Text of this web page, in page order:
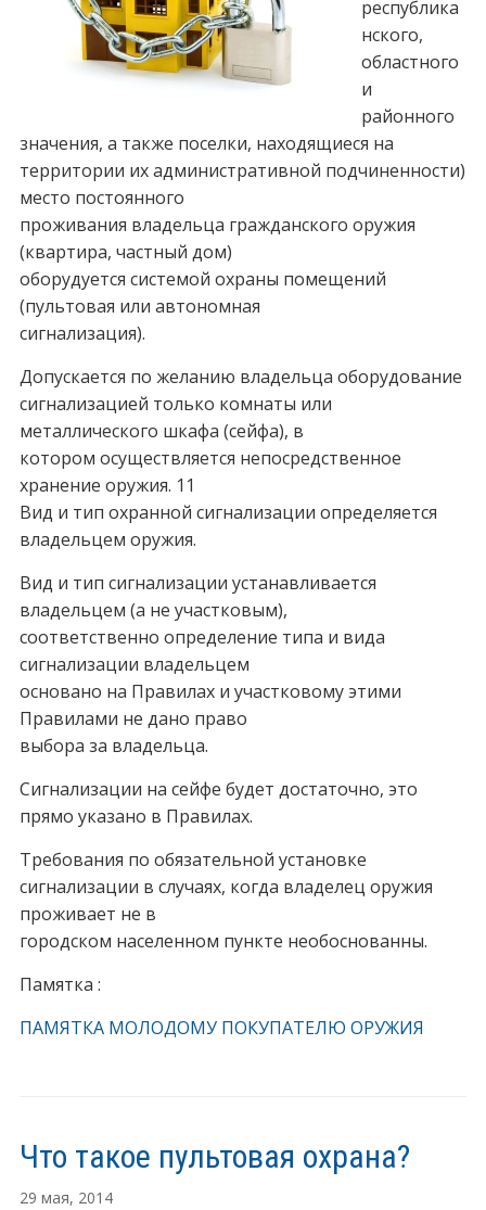
республика
нского,
областного
и
районного
значения, а также поселки, находящиеся на
территории их административной подчиненности)
место постоянного
проживания владельца гражданского оружия
(квартира, частный дом)
оборудуется системой охраны помещений
(пультовая или автономная
сигнализация).
Допускается по желанию владельца оборудование
сигнализацией только комнаты или
металлического шкафа (сейфа), в
котором осуществляется непосредственное
хранение оружия. 11
Вид и тип охранной сигнализации определяется
владельцем оружия.
Вид и тип сигнализации устанавливается
владельцем (а не участковым),
соответственно определение типа и вида
сигнализации владельцем
основано на Правилах и участковому этими
Правилами не дано право
выбора за владельца.
Сигнализации на сейфе будет достаточно, это
прямо указано в Правилах.
Требования по обязательной установке
сигнализации в случаях, когда владелец оружия
проживает не в
городском населенном пункте необоснованны.
Памятка :
ПАМЯТКА МОЛОДОМУ ПОКУПАТЕЛЮ ОРУЖИЯ
Что такое пультовая охрана?
29 мая, 2014